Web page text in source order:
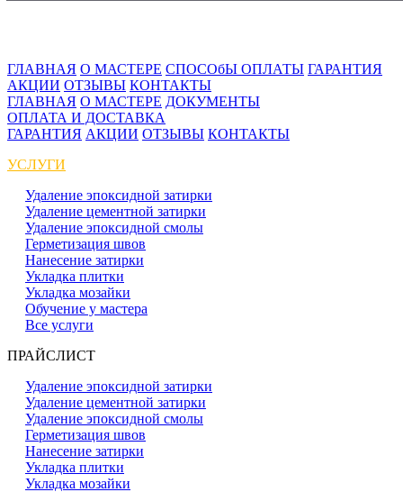
ГЛАВНАЯ О МАСТЕРЕ СПОСОбЫ ОПЛАТЫ ГАРАНТИЯ
АКЦИИ ОТЗЫВЫ КОНТАКТЫ
ГЛАВНАЯ О МАСТЕРЕ ДОКУМЕНТЫ
ОПЛАТА И ДОСТАВКА
ГАРАНТИЯ АКЦИИ ОТЗЫВЫ КОНТАКТЫ
УСЛУГИ
Удаление эпоксидной затирки
Удаление цементной затирки
Удаление эпоксидной смолы
Герметизация швов
Нанесение затирки
Укладка плитки
Укладка мозайки
Обучение у мастера
Все услуги
ПРАЙСЛИСТ
Удаление эпоксидной затирки
Удаление цементной затирки
Удаление эпоксидной смолы
Герметизация швов
Нанесение затирки
Укладка плитки
Укладка мозайки